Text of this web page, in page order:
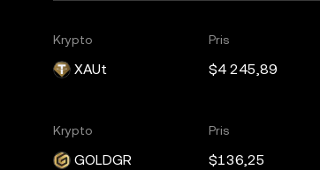
Krypto
XAUt
Pris
$4 245,89
Krypto
GOLDGR
Pris
$136,25